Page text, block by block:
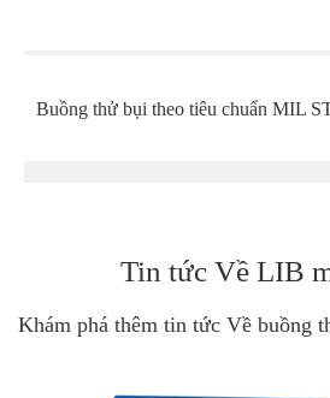
Buồng thử bụi theo tiêu chuẩn MIL
Tin tức Về LIB
Khám phá thêm tin tức Về buồng